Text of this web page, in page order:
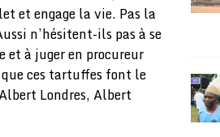
et engage la vie. Pas la
n’hésitent-ils pas à se
et à juger en procureur
ces tartuffes font le
Londres, Albert